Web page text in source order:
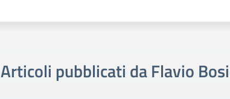
Articoli pubblicati da Flavio